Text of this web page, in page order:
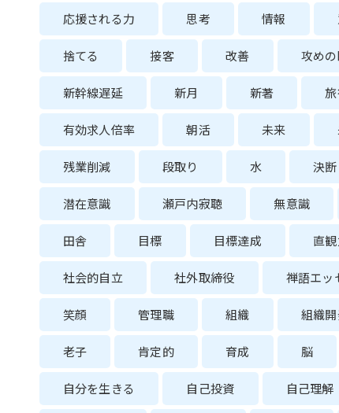
応援される力 思考 情報
捨てる 接客 改善 攻めの
新幹線遅延 新月 新著
有効求人倍率 朝活 未来
残業削減 段取り 水 決断
潜在意識 瀬戸内寂聴 無意識
田舎 目標 目標達成 直
社会的自立 社外取締役 禅語エッ
笑顔 管理職 組織 組織
老子 肯定的 育成 脳
自分を生きる 自己投資 自己理解